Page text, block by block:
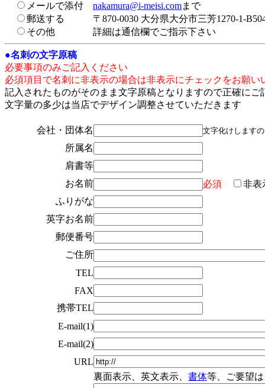
メールで添付 nakamura@i-meisi.comまで
郵送する 〒870-0030 大分県大分市三芳1270-1-
その他 詳細は通信欄でご指示下さい
●名刺の文字原稿
必要事項のみご記入ください
必須項目で名刺に非表示の場合は非表示にチェックをお願い
記入されたものがそのまま文字原稿となりますので正確にご
文字量の多少は当店でデザイン調整させていただきます
会社・団体名 文字化けします
所属名
肩書等
お名前
必須
非表
ふりがな
英字お名前
郵便番号
ご住所
TEL
FAX
携帯TEL
E-mail(1)
E-mail(2)
URL
裏面表示、英文表示、 書体等、ご要望